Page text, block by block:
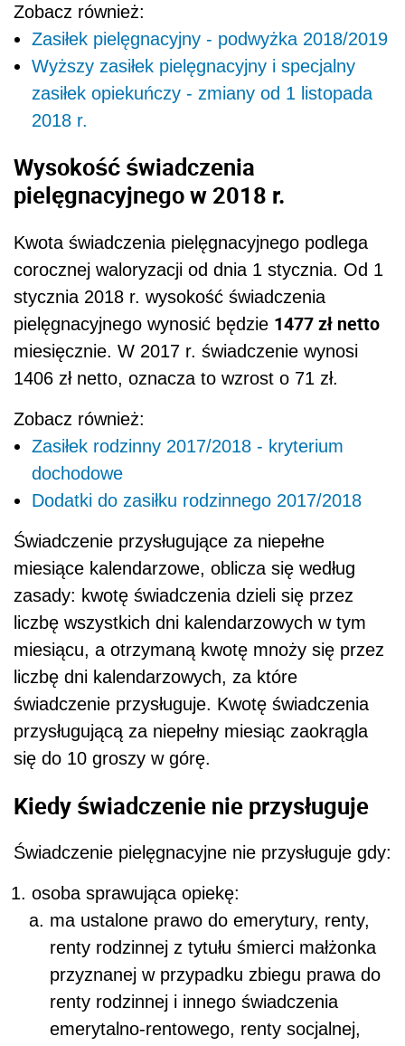
Zobacz również:
Zasiłek pielęgnacyjny - podwyżka 2018/2019
Wyższy zasiłek pielęgnacyjny i specjalny
zasiłek opiekuńczy - zmiany od 1 listopada
2018 r.
Wysokość świadczenia
pielęgnacyjnego w 2018 r.
Kwota świadczenia pielęgnacyjnego podlega
corocznej waloryzacji od dnia 1 stycznia. Od 1
stycznia 2018 r. wysokość świadczenia
pielęgnacyjnego wynosić będzie 1477 zł netto
miesięcznie. W 2017 r. świadczenie wynosi
1406 zł netto, oznacza to wzrost o 71 zł.
Zobacz również:
Zasiłek rodzinny 2017/2018 - kryterium
dochodowe
Dodatki do zasiłku rodzinnego 2017/2018
Świadczenie przysługujące za niepełne
miesiące kalendarzowe, oblicza się według
zasady: kwotę świadczenia dzieli się przez
liczbę wszystkich dni kalendarzowych w tym
miesiącu, a otrzymaną kwotę mnoży się przez
liczbę dni kalendarzowych, za które
świadczenie przysługuje. Kwotę świadczenia
przysługującą za niepełny miesiąc zaokrągla
się do 10 groszy w górę.
Kiedy świadczenie nie przysługuje
Świadczenie pielęgnacyjne nie przysługuje gdy:
osoba sprawująca opiekę:
ma ustalone prawo do emerytury, renty,
renty rodzinnej z tytułu śmierci małżonka
przyznanej w przypadku zbiegu prawa do
renty rodzinnej i innego świadczenia
emerytalno-rentowego, renty socjalnej,